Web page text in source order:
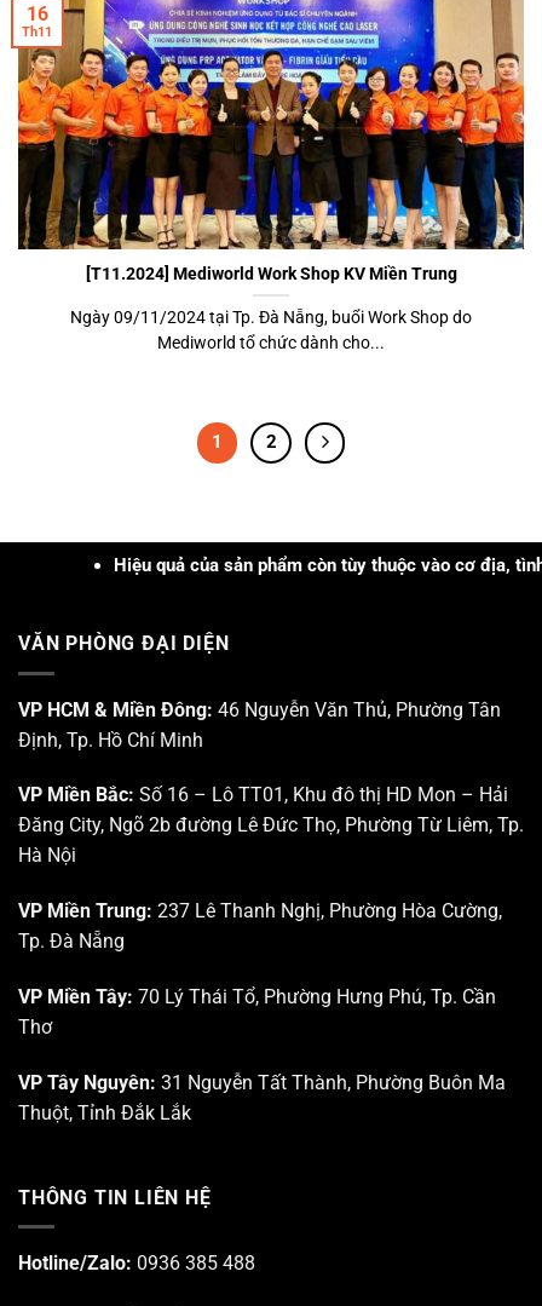
[T11.2024] Mediworld Work Shop KV Miền Trung
Ngày 09/11/2024 tại Tp. Đà Nẵng, buổi Work Shop do
Mediworld tổ chức dành cho...
16
Th11
1 2
Hiệu quả của sản phẩm còn tùy thuộc vào cơ địa, tình trạng, khả
VĂN PHÒNG ĐẠI DIỆN
VP HCM & Miền Đông: 46 Nguyễn Văn Thủ, Phường Tân
Định, Tp. Hồ Chí Minh
VP Miền Bắc: Số 16 – Lô TT01, Khu đô thị HD Mon – Hải
Đăng City, Ngõ 2b đường Lê Đức Thọ, Phường Từ Liêm, Tp.
Hà Nội
VP Miền Trung: 237 Lê Thanh Nghị, Phường Hòa Cường,
Tp. Đà Nẵng
VP Miền Tây: 70 Lý Thái Tổ, Phường Hưng Phú, Tp. Cần
Thơ
VP Tây Nguyên: 31 Nguyễn Tất Thành, Phường Buôn Ma
Thuột, Tỉnh Đắk Lắk
THÔNG TIN LIÊN HỆ
Hotline/Zalo: 0936 385 488